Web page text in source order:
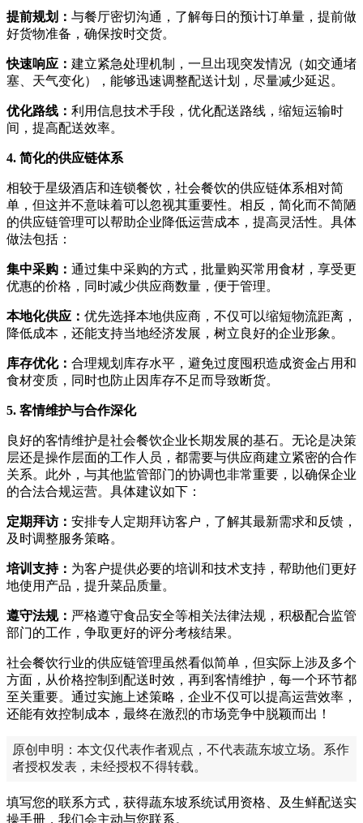
提前规划： 与餐厅密切沟通，了解每日的预计订单量，提前做
好货物准备，确保按时交货。
快速响应： 建立紧急处理机制，一旦出现突发情况（如交通堵
塞、天气变化），能够迅速调整配送计划，尽量减少延迟。
优化路线： 利用信息技术手段，优化配送路线，缩短运输时
间，提高配送效率。
4. 简化的供应链体系
相较于星级酒店和连锁餐饮，社会餐饮的供应链体系相对简
单，但这并不意味着可以忽视其重要性。相反，简化而不简陋
的供应链管理可以帮助企业降低运营成本，提高灵活性。具体
做法包括：
集中采购： 通过集中采购的方式，批量购买常用食材，享受更
优惠的价格，同时减少供应商数量，便于管理。
本地化供应： 优先选择本地供应商，不仅可以缩短物流距离，
降低成本，还能支持当地经济发展，树立良好的企业形象。
库存优化： 合理规划库存水平，避免过度囤积造成资金占用和
食材变质，同时也防止因库存不足而导致断货。
5. 客情维护与合作深化
良好的客情维护是社会餐饮企业长期发展的基石。无论是决策
层还是操作层面的工作人员，都需要与供应商建立紧密的合作
关系。此外，与其他监管部门的协调也非常重要，以确保企业
的合法合规运营。具体建议如下：
定期拜访： 安排专人定期拜访客户，了解其最新需求和反馈，
及时调整服务策略。
培训支持： 为客户提供必要的培训和技术支持，帮助他们更好
地使用产品，提升菜品质量。
遵守法规： 严格遵守食品安全等相关法律法规，积极配合监管
部门的工作，争取更好的评分考核结果。
社会餐饮行业的供应链管理虽然看似简单，但实际上涉及多个
方面，从价格控制到配送时效，再到客情维护，每一个环节都
至关重要。通过实施上述策略，企业不仅可以提高运营效率，
还能有效控制成本，最终在激烈的市场竞争中脱颖而出！
原创申明：本文仅代表作者观点，不代表蔬东坡立场。系作
者授权发表，未经授权不得转载。
填写您的联系方式，获得蔬东坡系统试用资格、及生鲜配送实
操手册，我们会主动与您联系。